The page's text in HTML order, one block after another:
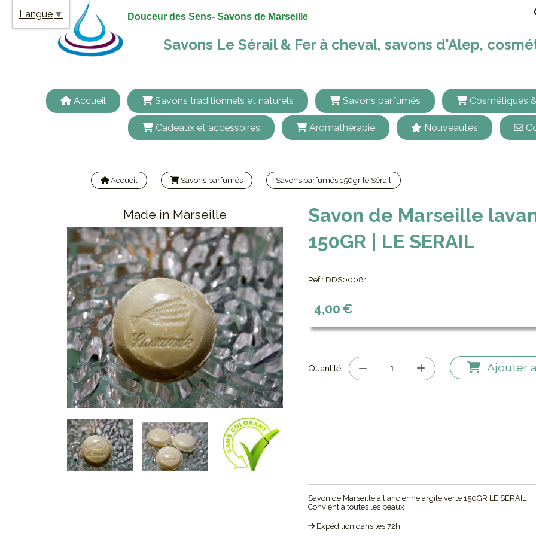
Douceur des Sens- Savons de Marseille
Savons Le Sérail & Fer à cheval, savons d'Alep,
Accueil Savons traditionnels et naturels Savons parfumés Cosmétiques
Cadeaux et accessoires Aromathérapie Nouveautés
Accueil Savons parfumés Savons parfumés 150gr le Sérail
Made in Marseille
Savon de Marseille
150GR | LE SERAIL
Ref : DDS00081
4,00€
Quantité : Ajouter
Savon de Marseille à l'ancienne argile verte 150GR LE SERAIL
Convient à toutes les peaux
Expédition dans les 72h
Langue ▼
Panneau de gestion des cookies